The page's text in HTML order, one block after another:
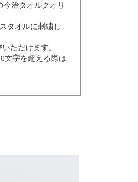
治タオルクオリ
タオルに刺繍し
ただけます。
文字を超える際は